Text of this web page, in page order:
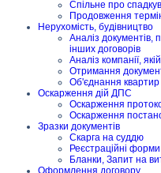
Спільне про
Продовження
Нерухомість, будівництво
Аналіз документів,
інших договорів
Аналіз компанії,
Отримання
Об'єднання квартир
Оскарження дій ДПС
Оскарження
Оскарження
Зразки документів
Скарга на суддю
Реєстраційні форми
Бланки, Запит на